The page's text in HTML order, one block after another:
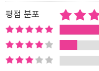
아이였어요. 힘들고 화가 나
하고 싶은 말을 곱씹느라 머
피 알아듣지 못할 거야 지레짐
병원 신세를 지기도 했답니다
는 끊임없이 목소리를 내고
평점 분포